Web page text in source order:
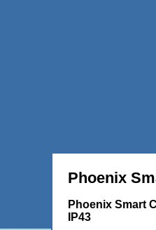
Phoenix
Phoenix Smart
IP43